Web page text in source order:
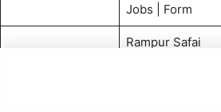
Jobs | Form
Rampur Safai